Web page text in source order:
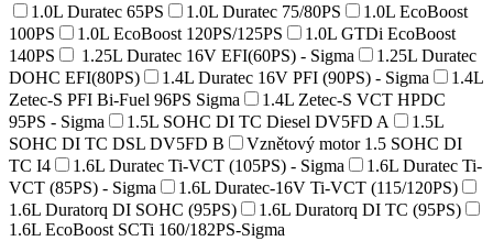
1.0L Duratec 65PS
1.0L Duratec 75/80PS
1.0L EcoBoost
100PS
1.0L EcoBoost 120PS/125PS
1.0L GTDi EcoBoost
140PS
1.25L Duratec 16V EFI(60PS) - Sigma
1.25L Duratec
DOHC EFI(80PS)
1.4L Duratec 16V PFI (90PS) - Sigma
1.4L
Zetec-S PFI Bi-Fuel 96PS Sigma
1.4L Zetec-S VCT HPDC
95PS - Sigma
1.5L SOHC DI TC Diesel DV5FD A
1.5L
SOHC DI TC DSL DV5FD B
Vznětový motor 1.5 SOHC DI
TC I4
1.6L Duratec Ti-VCT (105PS) - Sigma
1.6L Duratec Ti-
VCT (85PS) - Sigma
1.6L Duratec-16V Ti-VCT (115/120PS)
1.6L Duratorq DI SOHC (95PS)
1.6L Duratorq DI TC (95PS)
1.6L EcoBoost SCTi 160/182PS-Sigma